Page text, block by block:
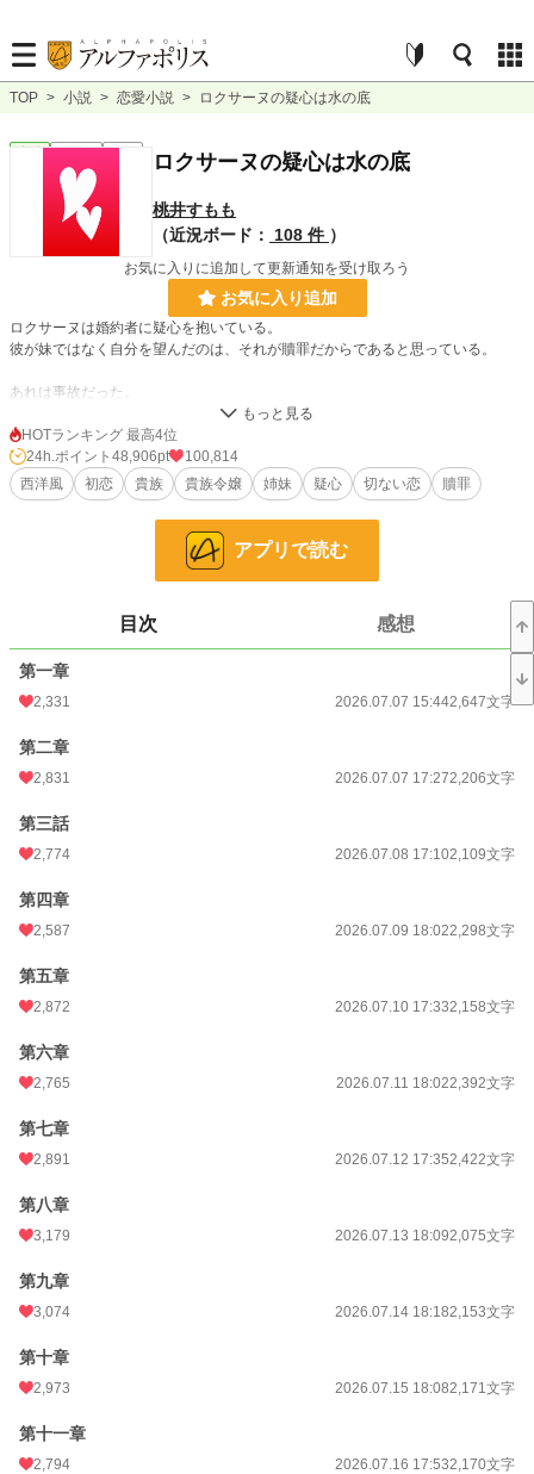
TOP > 小説 > 恋愛小説 > ロクサーヌの疑心は水の底
連載中 短編 ロクサーヌの疑心は水の底
桃井すもも
（近況ボード：
108 件 ）
お気に入りに追加して更新通知を受け取ろう
お気に入り追加
ロクサーヌは婚約者に疑心を抱いている。
彼が妹ではなく自分を望んだのは、それが贖罪だからであると思っている。
あれは事故だった。
それなのに、彼は責任を感じてロクサーヌを引き受けてくれた。
ロクサーヌは、拭いきれない疑心を心の奥底に沈めている。そうまでしても、彼
に惹かれていた。
十六歳のロクサーヌと十四歳のベティーナは、仲のよい姉妹である。
ラドラー侯爵家のパトリックと、バーランド伯爵家のルーファスとは、互いに婚
初夏のある日、四人で湖水を遊覧していた時に事故が起こった。
それをきっかけに、ロクサーヌは婚約することとなる。
同時にベティーナも婚約するのだが、どうやら妹は、ロクサーヌの婚約者への憧
れを捨てきれずにいるようだった。
修正が入ります。間を置いてお楽しみ下さいませ。
❇登場人物のお名前が他作品とダダ被りする場合がございます。皆様別人でござ
います。
小説
恋愛
お気に入り
24h.ポイント
文字数
更新日時
週間ポイント
HOTランキング 最高4位
24h.ポイント 48,906pt
100,814
西洋風
初恋 貴族 貴族令嬢 姉妹 疑心 切ない恋 贖罪
アプリで読む
目次 感想
第一章
2,331 2026.07.07 15:442,647文字
第二章
2,831 2026.07.07 17:272,206文字
第三話
2,774 2026.07.08 17:102,109文字
第四章
2,587 2026.07.09 18:022,298文字
第五章
2,872 2026.07.10 17:332,158文字
第六章
2,765 2026.07.11 18:022,392文字
第七章
2,891 2026.07.12 17:352,422文字
第八章
3,179 2026.07.13 18:092,075文字
第九章
3,074 2026.07.14 18:182,153文字
第十章
2,973 2026.07.15 18:082,171文字
第十一章
2,794 2026.07.16 17:532,170文字